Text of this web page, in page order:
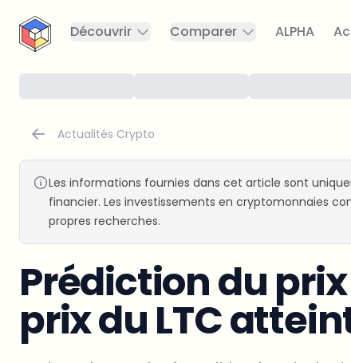
CryptoTicker
Découvrir
Comparer ALPHA
Actualités Crypto
Les informations fournies dans cet article sont
financier. Les investissements en cryptomonnaies
propres recherches.
Prédiction du
prix du LTC